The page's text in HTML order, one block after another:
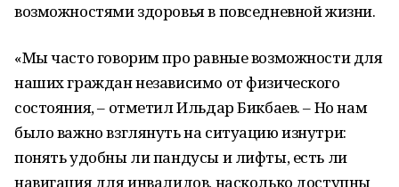
возможностями здоровья в повседневной жизни.
«Мы часто говорим про равные возможности для
наших граждан независимо от физического
состояния, – отметил Ильдар Бикбаев. – Но нам
было важно взглянуть на ситуацию изнутри:
понять удобны ли пандусы и лифты, есть ли
навигация для инвалидов, насколько доступны